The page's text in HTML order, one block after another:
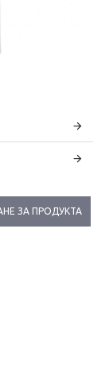
ЗА ПРОДУКТА